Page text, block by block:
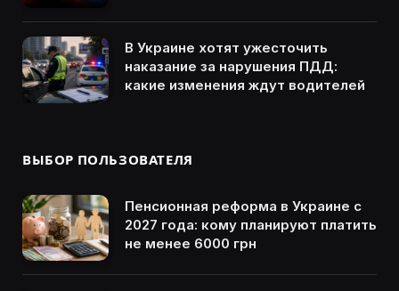
В Украине хотят ужесточить
наказание за нарушения ПДД:
какие изменения ждут водителей
ВЫБОР ПОЛЬЗОВАТЕЛЯ
Пенсионная реформа в Украине с
2027 года: кому планируют платить
не менее 6000 грн